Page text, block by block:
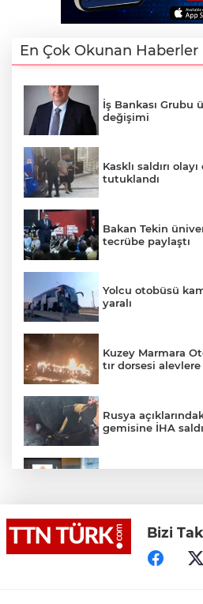
En Çok Okunan Haberler
İş Bankası
değişimi
Kasklı saldırı
tutuklandı
Bakan Tekin
tecrübe paylaştı
Yolcu otobüsü
yaralı
Kuzey Marmara
tır dorsesi
Rusya
gemisine İHA
Lukaku Fener’e
Bizi